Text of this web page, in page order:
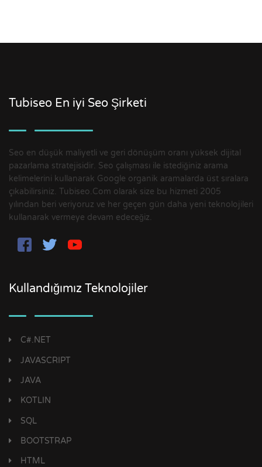
Tubiseo En iyi Seo Şirketi
Seo en düşük maliyetli ve geri dönüşüm oranı yüksek dijital
pazarlama stratejisidir. Seo çalışması ile istediğiniz arama
kelimelerini kullanarak Google organik aramalarda üst sıralara
çıkabilirsiniz. Tubiseo.Com olarak size bu hizmeti 2005
yılından beri veriyoruz ve her geçen gün daha yeni teknolojileri
kullanarak vermeye devam edeceğiz.
Kullandığımız Teknolojiler
C#.NET
JAVASCRIPT
JAVA
KOTLIN
SQL
BOOTSTRAP
HTML